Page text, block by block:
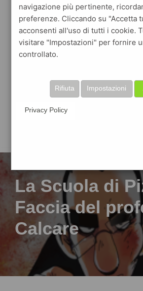
La Scuola di
Faccia del
Calcare
navigazione più pertinente,
preferenze. Cliccando su "Accetta
acconsenti all'uso di tutti i cookie.
visitare "Impostazioni" per fornire
controllato.
Impostazioni
Rifiuta
Privacy Policy